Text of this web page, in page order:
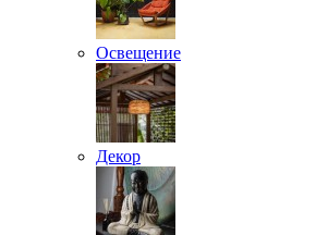
Освещение
Декор